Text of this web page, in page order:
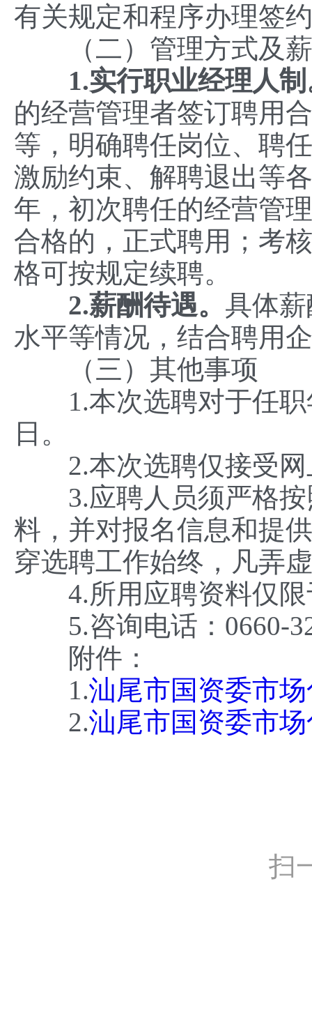
有关规定和程序办理签
（二）管理方式及
1.实行职业经理人制
的经营管理者签订聘用
等，明确聘任岗位、聘
激励约束、解聘退出等
年，初次聘任的经营管
合格的，正式聘用；考
格可按规定续聘。
2.薪酬待遇。 具体
水平等情况，结合聘用
（三）其他事项
1.本次选聘对于任职
日。
2.本次选聘仅接受网
3.应聘人员须严格按
料，并对报名信息和提
穿选聘工作始终，凡弄
4.所用应聘资料仅限
5.咨询电话：0660-
附件：
1.汕尾市国资委市
2.汕尾市国资委市
扫